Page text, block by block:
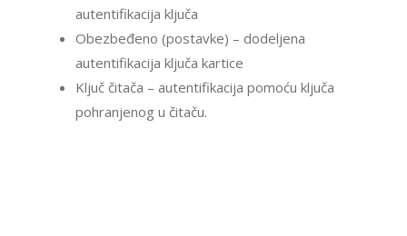
autentifikacija ključa
Obezbeđeno (postavke) – dodeljena
autentifikacija ključa kartice
Ključ čitača – autentifikacija pomoću ključa
pohranjenog u čitaču.